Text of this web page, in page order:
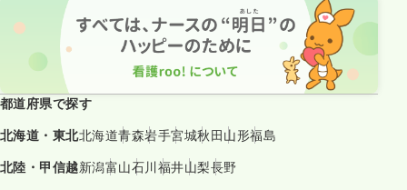
都道府県で探す
北海道・東北北海道青森岩手宮城秋田山形福島
北陸・甲信越新潟富山石川福井山梨長野